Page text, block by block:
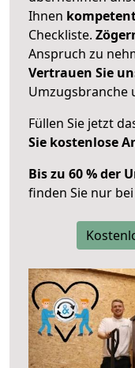
Ihnen
Checkliste.
Anspruch zu
Vertrauen Sie
Umzugsbranche
Füllen Sie jetzt
Sie kostenlose
Bis zu 60 % der
finden Sie nur